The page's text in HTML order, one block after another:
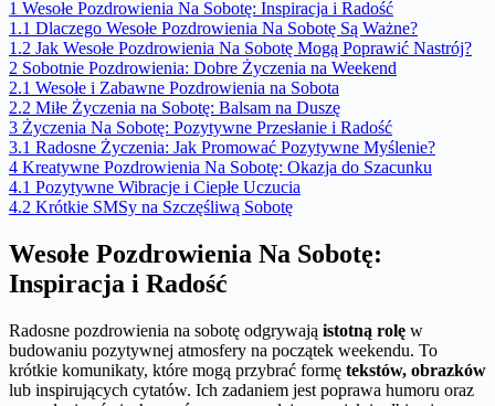
1 Wesołe Pozdrowienia Na Sobotę: Inspiracja i Radość
1.1 Dlaczego Wesołe Pozdrowienia Na Sobotę Są Ważne?
1.2 Jak Wesołe Pozdrowienia Na Sobotę Mogą Poprawić Nastrój?
2 Sobotnie Pozdrowienia: Dobre Życzenia na Weekend
2.1 Wesołe i Zabawne Pozdrowienia na Sobota
2.2 Miłe Życzenia na Sobotę: Balsam na Duszę
3 Życzenia Na Sobotę: Pozytywne Przesłanie i Radość
3.1 Radosne Życzenia: Jak Promować Pozytywne Myślenie?
4 Kreatywne Pozdrowienia Na Sobotę: Okazja do Szacunku
4.1 Pozytywne Wibracje i Ciepłe Uczucia
4.2 Krótkie SMSy na Szczęśliwą Sobotę
Wesołe Pozdrowienia Na Sobotę:
Inspiracja i Radość
Radosne pozdrowienia na sobotę odgrywają istotną rolę w
budowaniu pozytywnej atmosfery na początek weekendu. To
krótkie komunikaty, które mogą przybrać formę tekstów, obrazków
lub inspirujących cytatów. Ich zadaniem jest poprawa humoru oraz